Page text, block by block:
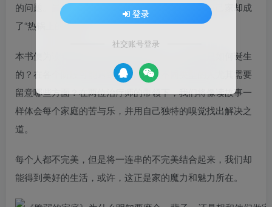
的问题。虽然一生都在治疗别人的家庭，但这回自己家却成
了“热锅上的家庭”。
本书便为读者展现了其中的点点滴滴。一个家庭是如何诞生
的？在各个阶段可能遇到哪些问题？不同类型的人尤其需要
留意哪些方面？在两位治疗师的带领下，我们将像读故事一
样体会每个家庭的苦与乐，并用自己独特的嗅觉找出解决之
道。
每个人都不完美，但是将一连串的不完美结合起来，我们却
能得到美好的生活，或许，这正是家的魔力和魅力所在。
登录
社交账号登录